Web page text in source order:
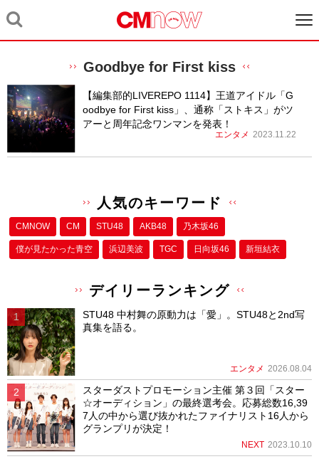
Goodbye for First kiss
【編集部的LIVEREPO 1114】王道アイドル「G
oodbye for First kiss」、通称「ストキス」がツ
アーと周年記念ワンマンを発表！
エンタメ 2023.11.22
人気のキーワード
CMNOW CM STU48 AKB48 乃木坂46
僕が⾒たかった⻘空 浜辺美波 TGC 日向坂46 新垣結衣
デイリーランキング
STU48 中村舞の原動力は「愛」。STU48と2nd写
真集を語る。
エンタメ 2026.08.04
スターダストプロモーション主催 第３回「スター
☆オーディション」の最終選考会。応募総数16,39
7人の中から選び抜かれたファイナリスト16人から
グランプリが決定！
NEXT 2023.10.10